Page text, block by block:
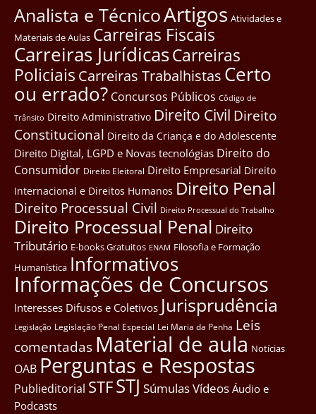
Analista e TécnicoArtigos Atividades e
Materiais de Aulas Carreiras Fiscais
Carreiras JurídicasCarreiras
Policiais Carreiras Trabalhistas Certo
ou errado? Concursos Públicos Côdigo de
Trânsito Direito Administrativo Direito Civil Direito
Constitucional Direito da Criança e do Adolescente
Direito Digital, LGPD e Novas tecnológias Direito do
Consumidor Direito Eleitoral Direito Empresarial Direito
Internacional e Direitos Humanos Direito Penal
Direito Processual Civil Direito Processual do Trabalho
Direito Processual Penal Direito
Tributário E-books Gratuitos ENAM Filosofia e Formação
Humanística Informativos
Informações de Concursos
Interesses Difusos e Coletivos Jurisprudência
Legislação Legislação Penal Especial Lei Maria da Penha Leis
comentadas Material de aula Notícias
OAB Perguntas e Respostas
Publieditorial STFSTJ SúmulasVídeos Áudio e
Podcasts